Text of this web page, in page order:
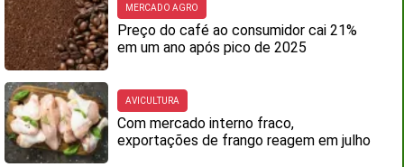
MERCADO AGRO
Preço do café ao consumidor cai 21%
em um ano após pico de 2025
AVICULTURA
Com mercado interno fraco,
exportações de frango reagem em julho